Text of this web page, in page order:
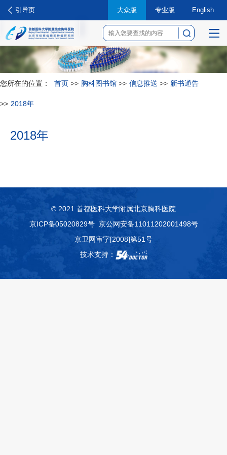
引导页 大众版 专业版 English
菜
您所在的位置： 首页 >> 胸科图书馆 >> 信息推送 >> 新书通告
>> 2018年
2018年
© 2021 首都医科大学附属北京胸科医院
京ICP备05020829号京公网安备11011202001498号
京卫网审字[2008]第51号
技术支持：